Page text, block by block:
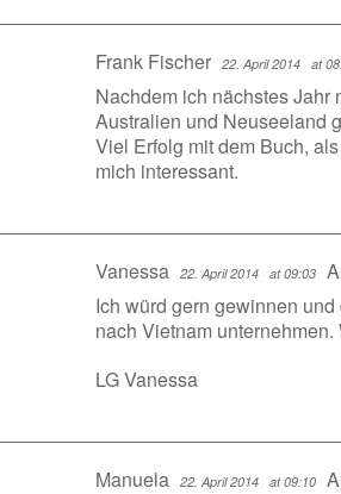
Frank Fischer 22. April 2014 at
Nachdem ich nächstes Jahr
Australien und Neuseeland
Viel Erfolg mit dem Buch,
mich interessant.
Vanessa 22. April 2014 at 09:03
Ich würd gern gewinnen
nach Vietnam
LG Vanessa
Manuela 22. April 2014 at 09:10